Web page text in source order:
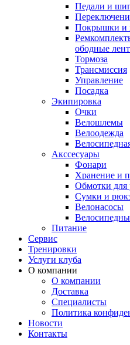
Педали и
Покрышки и
ободные
Тормоза
Трансмиссия
Управление
Посадка
Экипировка
Очки
Велошлемы
Велоодежда
Акссесуары
Фонари
Хранение и
Обмотки для
Сумки и
Велонасосы
Питание
Сервис
Тренировки
Услуги клуба
О компании
О компании
Доставка
Специалисты
Политика
Новости
Контакты